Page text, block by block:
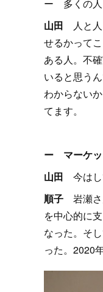
ー 多くの人
山田 人と人
せるかって
ある人。不
いると思う
わからない
てます。
ー マーケッ
山田 今はし
順子 岩瀬さ
を中心的に
なった。そ
った。2020